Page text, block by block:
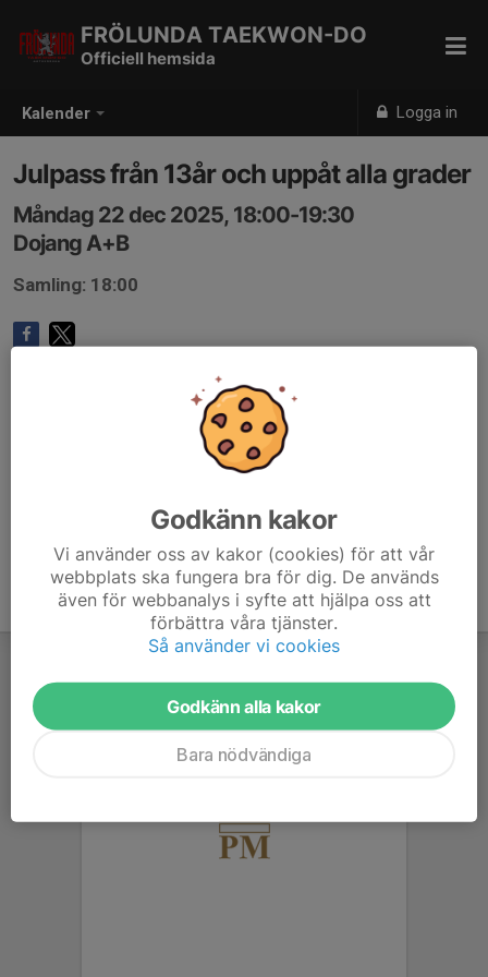
Kalender Logga in
FRÖLUNDA TAEKWON-DO
Officiell hemsida
Julpass från 13år och uppåt alla grader
Måndag 22 dec 2025, 18:00-19:30
Dojang A+B
Samling: 18:00
Godkänn kakor
Vi använder oss av kakor (cookies) för att vår
webbplats ska fungera bra för dig. De används
även för webbanalys i syfte att hjälpa oss att
förbättra våra tjänster.
Så använder vi cookies
Godkänn alla kakor
Bara nödvändiga